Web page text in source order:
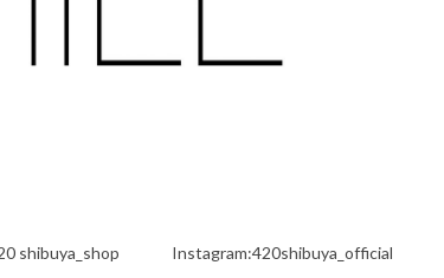
shibuya_shop Instagram:420shibuya_official